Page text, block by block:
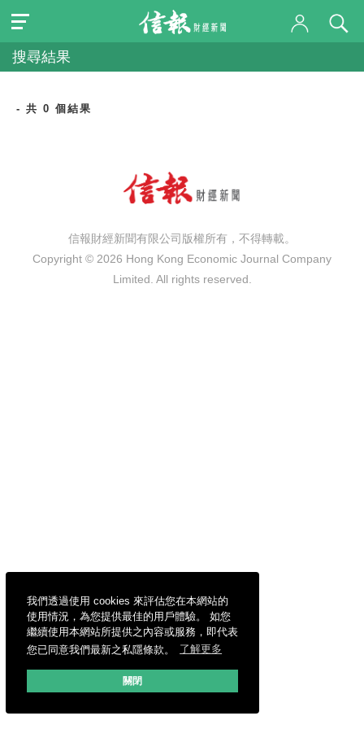
我們透過使用 cookies 來評估您在本網站的
使用情況，為您提供最佳的用戶體驗。 如您
繼續使用本網站所提供之內容或服務，即代表
您已同意我們最新之私隱條款。
了解更多
關閉
搜尋結果
- 共 0 個結果
信報財經新聞有限公司版權所有，不得轉載。
Copyright © 2026 Hong Kong Economic Journal Company
Limited. All rights reserved.